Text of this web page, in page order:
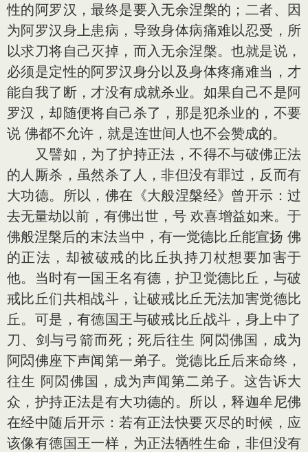
性的阿罗汉，最终是要入无余涅槃的；二者、因
为阿罗汉身上患病，导致身体病痛难以忍受，所
以求刀将自己灭掉，而入无余涅槃。也就是说，
必须是定性的阿罗汉身分以及身体疼痛难当，才
能自我了断，才没有成就杀业。如果自己不是阿
罗汉，却随便将自己杀了，那是犯杀业的，不要
说 佛都不允许，就是连世间人也不会赞成的。
又譬如，为了护持正法，不得不与破佛正法
的人厮杀，虽然杀了人，非但没有罪过，反而有
大功德。所以，佛在《大般涅槃经》曾开示：过
去无量劫以前，有佛出世，号 欢喜增益如来。于
佛般涅槃后的末法当中，有一觉德比丘能宣扬 佛
的正法，却被破戒的比丘执持刀杖想要加害于
他。当时有一国王名有德，护卫觉德比丘，与破
戒比丘们共相战斗，让破戒比丘无法加害觉德比
丘。可是，有德国王与破戒比丘战斗，身上中了
刀、剑与弓箭而死；死后往生 阿閦佛国，成为
阿閦佛座下声闻第一弟子。觉德比丘后来命终，
往生 阿閦佛国，成为声闻第二弟子。这告诉大
众，护持正法是有大功德的。所以，释迦牟尼佛
在经中随后开示：若有正法快要灭尽的时候，应
该像有德国王一样，为正法牺牲生命，非但没有